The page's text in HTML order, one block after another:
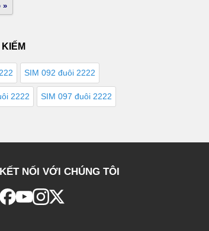
»
KIẾM
SIM 092 đuôi 2222
2222 SIM 097 đuôi 2222
KẾT NỐI VỚI CHÚNG TÔI